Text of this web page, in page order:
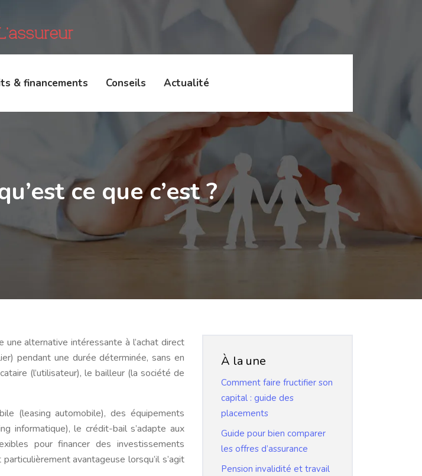
& financements Conseils Actualité
ce que c’est ?
alternative intéressante à l’achat direct
pendant une durée déterminée, sans en
(l’utilisateur), le bailleur (la société de
(leasing automobile), des équipements
informatique), le crédit-bail s’adapte aux
pour financer des investissements
avantageuse lorsqu’il s’agit
À la une
Comment faire fructifier son
capital : guide des
placements
Guide pour bien comparer
les offres d’assurance
Pension invalidité et travail